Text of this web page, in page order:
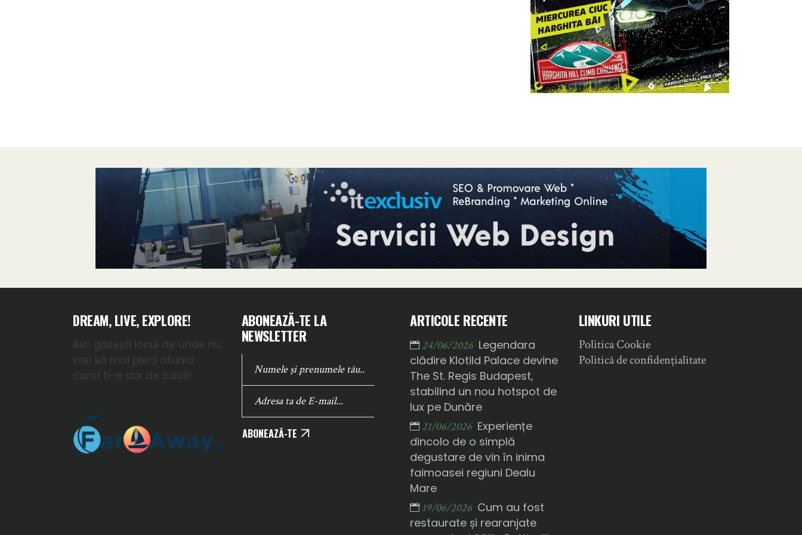
DREAM, LIVE, EXPLORE!
Aici găsești locul de unde nu
vrei să mai pleci atunci
cand ti-e dor de casă!
ABONEAZĂ-TE LA
NEWSLETTER
ABONEAZĂ-TE
ARTICOLE RECENTE
24/06/2026 Legendara
clădire Klotild Palace devine
The St. Regis Budapest,
stabilind un nou hotspot de
lux pe Dunăre
21/06/2026 Experiențe
dincolo de o simplă
degustare de vin în inima
faimoasei regiuni Dealu
Mare
19/06/2026 Cum au fost
restaurate și rearanjate
LINKURI UTILE
Politica Cookie
Politică de confidențialitate